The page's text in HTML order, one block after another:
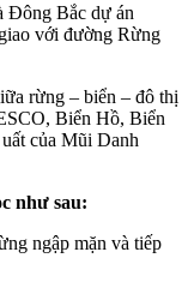
Đông Bắc dự án
với đường Rừng
rừng – biển – đô thị
Biển Hồ, Biển
của Mũi Danh
như sau:
ngập mặn và tiếp